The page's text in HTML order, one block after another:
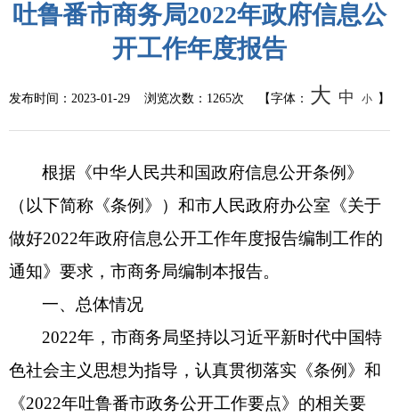
吐鲁番市商务局2022年政府信息公
开工作年度报告
发布时间： 2023-01-29 浏览次数： 1265次 【字体： 大 中 小 】
根据《中华人民共和国政府信息公开条例》
（以下简称《条例》）和市人民政府办公室《关于
做好2022年政府信息公开工作年度报告编制工作的
通知》要求，市商务局编制本报告。
一、总体情况
2022年，市商务局坚持以习近平新时代中国特
色社会主义思想为指导，认真贯彻落实《条例》和
《2022年吐鲁番市政务公开工作要点》的相关要